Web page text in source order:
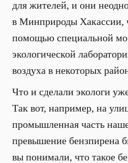
для жителей, и они
в Минприроды Хакассии,
помощью специальной
экологической
воздуха в некоторых
Что и сделали экологи
Так вот, например, на
промышленная часть
превышение бензпирена
вы понимали, что такое